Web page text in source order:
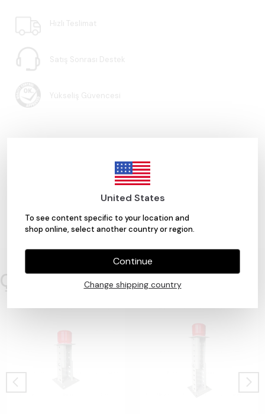
United States
To see content specific to your location and
shop online, select another country or region.
Continue
Change shipping country
Hızlı Teslimat
Satış Sonrası Destek
Yükseliş Güvencesi
Bu ürün için henüz yorum yapılmamış.
Çok Satanlar